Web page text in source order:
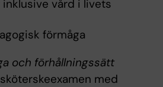
inklusive vård i livets
förmåga
och förhållningssätt
med